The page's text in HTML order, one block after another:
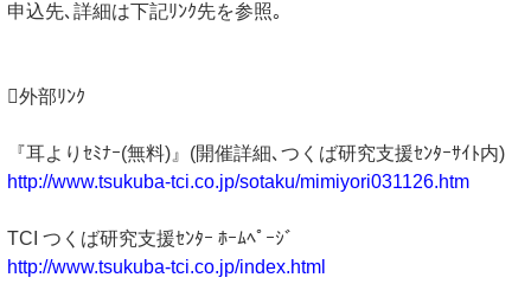
申込先､詳細は下記ﾘﾝｸ先を参照｡
外部ﾘﾝｸ
『耳よりｾﾐﾅｰ(無料)』(開催詳細､つくば研究支援ｾﾝﾀｰｻｲﾄ内)
http://www.tsukuba-tci.co.jp/sotaku/mimiyori031126.htm
TCI つくば研究支援ｾﾝﾀｰ ﾎｰﾑﾍﾟｰｼﾞ
http://www.tsukuba-tci.co.jp/index.html